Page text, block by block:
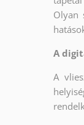
Olyan
A
A